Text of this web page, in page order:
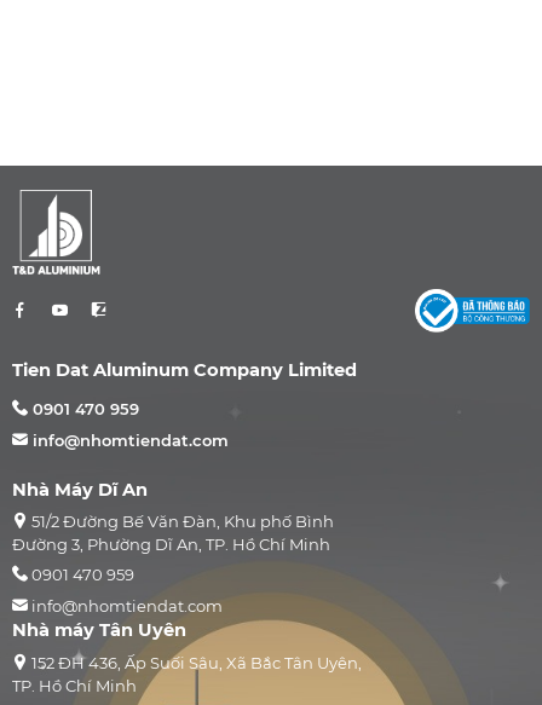
Tien Dat Aluminum Company Limited
0901 470 959
info@nhomtiendat.com
Nhà Máy Dĩ An
51/2 Đường Bế Văn Đàn, Khu phố Bình
Đường 3, Phường Dĩ An, TP. Hồ Chí Minh
0901 470 959
info@nhomtiendat.com
Nhà máy Tân Uyên
152 ĐH 436, Ấp Suối Sâu, Xã Bắc Tân Uyên,
TP. Hồ Chí Minh